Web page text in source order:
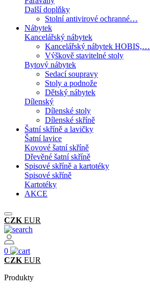
Další doplňky
Stolní antivirové ochranné…
Nábytek
Kancelářský nábytek
Kancelářský nábytek HOBIS,…
Výškově stavitelné stoly
Bytový nábytek
Sedací soupravy
Stoly a podnože
Dětský nábytek
Dílenský
Dílenské stoly
Dílenské skříně
Šatní skříně a lavičky
Šatní lavice
Kovové šatní skříně
Dřevěné šatní skříně
Spisové skříně a kartotéky
Spisové skříně
Kartotéky
AKCE
CZK EUR
0
CZK EUR
Produkty